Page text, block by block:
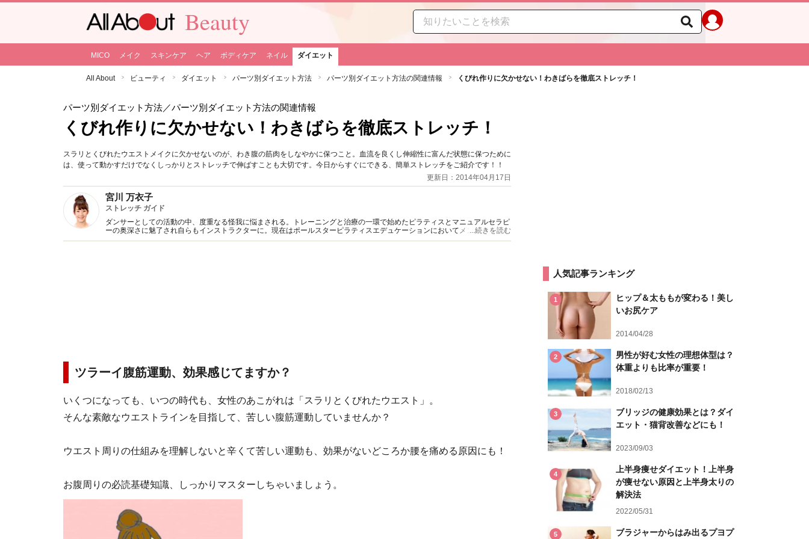
Beauty
MICO メイク スキンケア ヘア ボディケア ネイル ダイエット
All About ビューティ ダイエット パーツ別ダイエット方法 パーツ別ダイエット方法の関連情報 くびれ作りに欠かせない！わきばらを徹底ストレッチ！
パーツ別ダイエット方法／パーツ別ダイエット方法の関連情報
くびれ作りに欠かせない！わきばらを徹底ストレッチ！
スラリとくびれたウエストメイクに欠かせないのが、わき腹の筋肉をしなやかに保つこと。血流を良くし伸縮性に富んだ状態に保つために
は、使って動かすだけでなくしっかりとストレッチで伸ばすことも大切です。今日からすぐにできる、簡単ストレッチをご紹介です！！
更新日：2014年04月17日
宮川 万衣子
ストレッチ ガイド
ダンサーとしての活動の中、度重なる怪我に悩まされる。トレーニングと治療の一環で始めたピラティスとマニュアルセラピ
ーの奥深さに魅了され自らもインストラクターに。現在はポールスターピラティスエデュケーションにおいてメンターとして
後進の指導にもあたりながら、運動と治療の相互協力確立のため活動中。
...続きを読む
ツラーイ腹筋運動、効果感じてますか？
いくつになっても、いつの時代も、女性のあこがれは「スラリとくびれたウエスト」。
そんな素敵なウエストラインを目指して、苦しい腹筋運動していませんか？
ウエスト周りの仕組みを理解しないと辛くて苦しい運動も、効果がないどころか腰を痛める原因にも！
お腹周りの必読基礎知識、しっかりマスターしちゃいましょう。
人気記事ランキング
1
ヒップ＆太ももが変わる！美し
いお尻ケア
2014/04/28
2
男性が好む女性の理想体型は？
体重よりも比率が重要！
2018/02/13
3
ブリッジの健康効果とは？ダイ
エット・猫背改善などにも！
2023/09/03
4
上半身痩せダイエット！上半身
が痩せない原因と上半身太りの
解決法
2022/05/31
5
ブラジャーからはみ出るプヨプ